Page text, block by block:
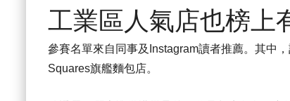
工業區人氣店也榜上
參賽名單來自同事及Instagram讀者推薦。其中
Squares旗艦麵包店。